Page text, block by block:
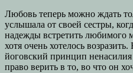
Любовь теперь можно ждать
услышала от своей сестры,
надежды встретить любимого
хотя очень хотелось
йоговский принцип
право верить в то, во что он